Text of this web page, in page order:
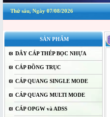
Thứ sáu, Ngày 07/08/2026
SẢN PHẨM
DÂY CÁP THÉP BỌC NHỰA
CÁP ĐỒNG TRỤC
CÁP QUANG SINGLE MODE
CÁP QUANG MULTI MODE
CÁP OPGW và ADSS